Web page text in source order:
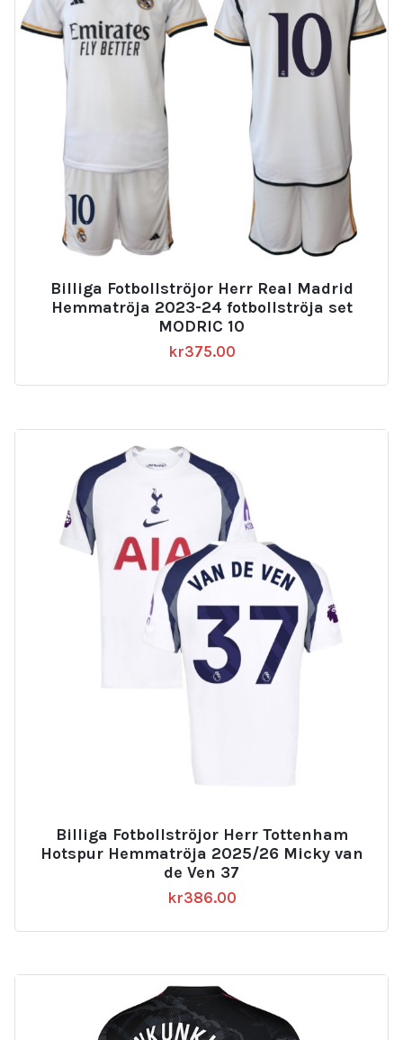
Billiga Fotbollströjor Herr Real Madrid
Hemmatröja 2023-24 fotbollströja set
MODRIC 10
kr375.00
Billiga Fotbollströjor Herr Tottenham
Hotspur Hemmatröja 2025/26 Micky van
de Ven 37
kr386.00